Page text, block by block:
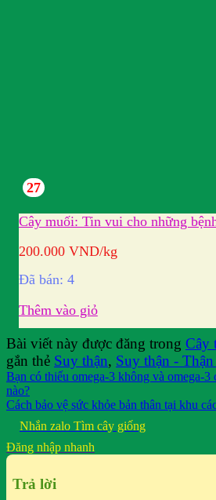
27
Cây muối: Tin vui cho những
200.000 VND/kg
Đã bán: 4
Thêm vào giỏ
Bài viết này được đăng trong Cây
gắn thẻ Suy thận, Suy thận -
Bạn có thiếu omega-3 không và omega-3
nào?
Cách bảo vệ sức khỏe bản thân tại khu
Nhắn zalo Tìm cây giống
Đăng nhập nhanh
Trả lời